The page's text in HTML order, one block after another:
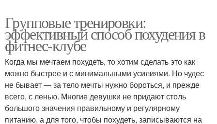
Групповые тренировки:
эффективный способ похудения в
фитнес-клубе
Когда мы мечтаем похудеть, то хотим сделать это как
можно быстрее и с минимальными усилиями. Но чудес
не бывает — за тело мечты нужно бороться, и прежде
всего, с ленью. Многие девушки не придают столь
большого значения правильному и регулярному
питанию, а для того, чтобы похудеть, записываются на